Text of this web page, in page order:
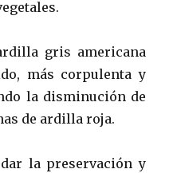
gris americana
más corpulenta y
la disminución de
de ardilla roja.
la preservación y